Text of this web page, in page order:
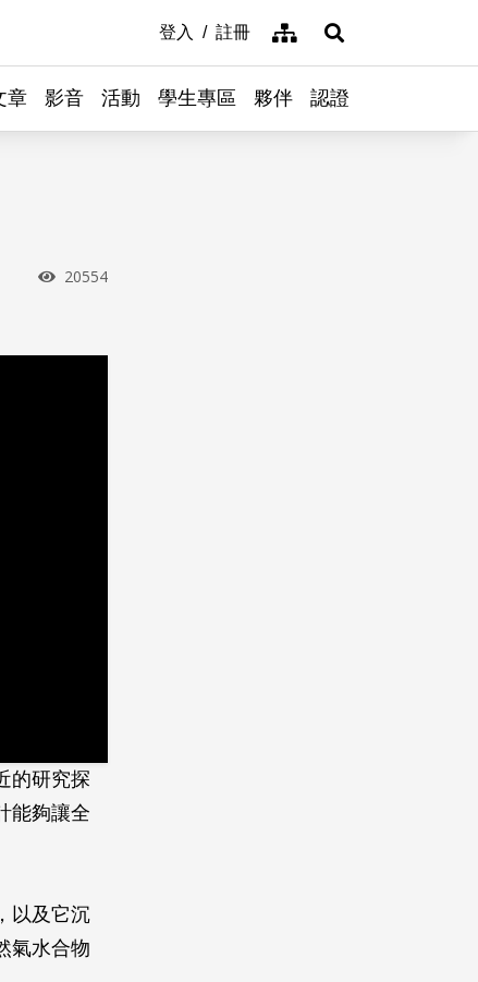
登入 註冊 網站導覽展開搜尋
章 影音 活動 學生專區 夥伴 認證
瀏覽次數
20554
的研究探
能夠讓全
以及它沉
氣水合物